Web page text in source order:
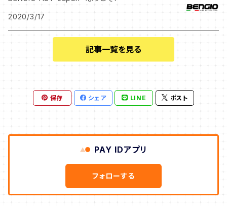
2020/3/17
記事一覧を見る
保存 シェア LINE ポスト
PAY IDアプリ
フォローする